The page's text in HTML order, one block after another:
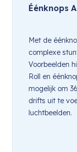
Éénknops
Met de
complexe
Voorbeelden
Roll en
mogelijk om
drifts uit te
luchtbeelden.